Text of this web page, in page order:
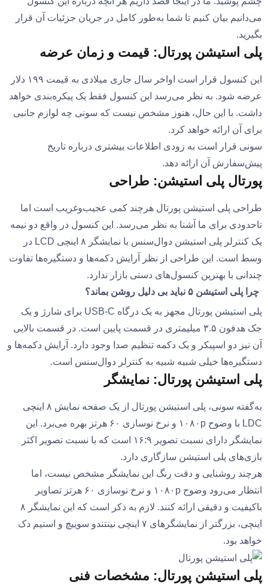
می‌دانیم بیان کنیم تا شما به‌طور کامل در جریان جزئیات آن قرار
بگیرید.
پلی استیشن پورتال: قیمت و زمان عرضه
این کنسول قرار است اواخر سال جاری میلادی به قیمت ۱۹۹ دلار
عرضه شود. به نظر می‌رسد این کنسول فقط یک پیکره‌بندی خواهد
داشت. با این حال، هنوز مشخص نیست که سونی چه لوازم جانبی
برای آن ارائه خواهد کرد.
سونی قرار است به زودی اطلاعات بیشتری درباره تاریخ
پیش‌سفارش آن ارائه دهد.
پورتال پلی استیشن: طراحی
طراحی پلی استیشن پورتال هرچند کمی عجیب‌وغریب است اما
تاحدودی برای ما آشنا به نظر می‌رسد. این کنسول در واقع دو نیمه
یک کنترلر پلی استیشن دوال‌سنس با نمایشگر ۸ اینچی LCD در
وسط است. این طراحی از نظر آرایش دکمه‌ها و دستگیره‌ها تفاوت
چندانی با بهترین کنسول‌های دستی بازار ندارد.
چرا پلی استیشن ۵ نباید بی دلیل روشن بماند؟
پلی استیشن پورتال مجهز به یک درگاه USB-C برای شارژ و یک
جک هدفون ۳.۵ میلیمتری در قسمت پایین است. در قسمت بالایی
آن نیز دو اسپیکر و یک دکمه تنظیم صدا وجود دارد. آرایش دکمه‌ها و
دستگیره‌ها خیلی شبیه شبیه به کنترلر دوال‌سنس است.
پلی استیشن پورتال: نمایشگر
به‌گفته سونی، پلی استیشن پورتال از یک صفحه نمایش ۸ اینچی
LDC با وضوح ۱۰۸۰p و نرخ نوسازی ۶۰ هرتز بهره می‌برد. این
نمایشگر دارای نسبت تصویر ۱۶:۹ است که با نسبت تصویر اکثر
بازی‌های پلی استیشن سازگاری دارد.
هرچند روشنایی و دقت رنگ این نمایشگر مشخص نیست، اما
انتظار می‌رود وضوح ۱۰۸۰p و نرخ نوسازی ۶۰ هرتز تصاویر
باکیفیت و دقیقی ارائه کنند. لازم به ذکر است که این نمایشگر ۸
اینچی، بزرگتر از نمایشگرهای ۷ اینچی نینتندو سوییچ و استیم دک
خواهد بود.
پلی استیشن پورتال: مشخصات فنی